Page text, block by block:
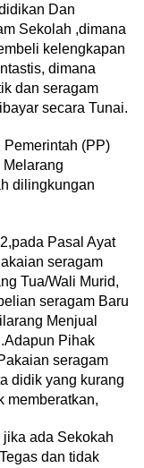
Dan
Sekolah ,dimana
kelengkapan
dimana
dan seragam
secara Tunai.
(PP)
Melarang
dilingkungan
Pasal Ayat
seragam
Tua/Wali Murid,
seragam Baru
Menjual
Pihak
seragam
didik yang kurang
memberatkan,
jika ada Sekokah
dan tidak